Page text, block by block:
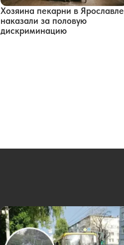
Хозяина пекарни в Ярославле
наказали за половую
дискриминацию